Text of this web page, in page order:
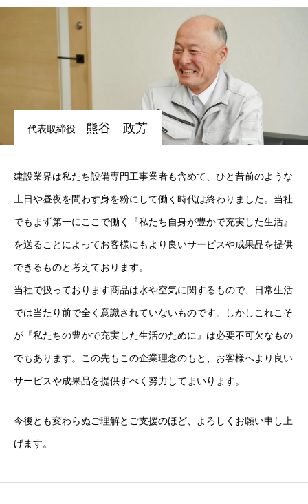
代表取締役 熊谷 政芳
建設業界は私たち設備専門工事業者も含めて、ひと昔前のような
土日や昼夜を問わす身を粉にして働く時代は終わりました。当社
でもまず第一にここで働く『私たち自身が豊かで充実した生活』
を送ることによってお客様にもより良いサービスや成果品を提供
できるものと考えております。
当社で扱っております商品は水や空気に関するもので、日常生活
では当たり前で全く意識されていないものです。しかしこれこそ
が『私たちの豊かで充実した生活のために』は必要不可欠なもの
でもあります。この先もこの企業理念のもと、お客様へより良い
サービスや成果品を提供すべく努力してまいります。
今後とも変わらぬご理解とご支援のほど、よろしくお願い申し上
げます。